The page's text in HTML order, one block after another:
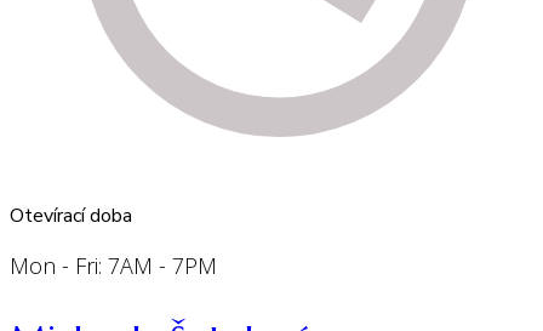
Otevírací doba
Mon - Fri: 7AM - 7PM